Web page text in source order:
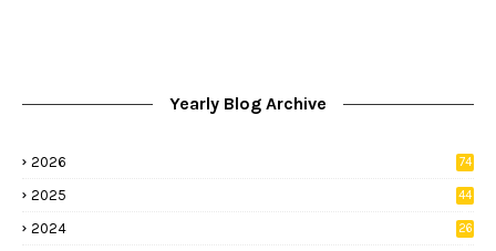
Yearly Blog Archive
2026
74
2025
44
2024
26